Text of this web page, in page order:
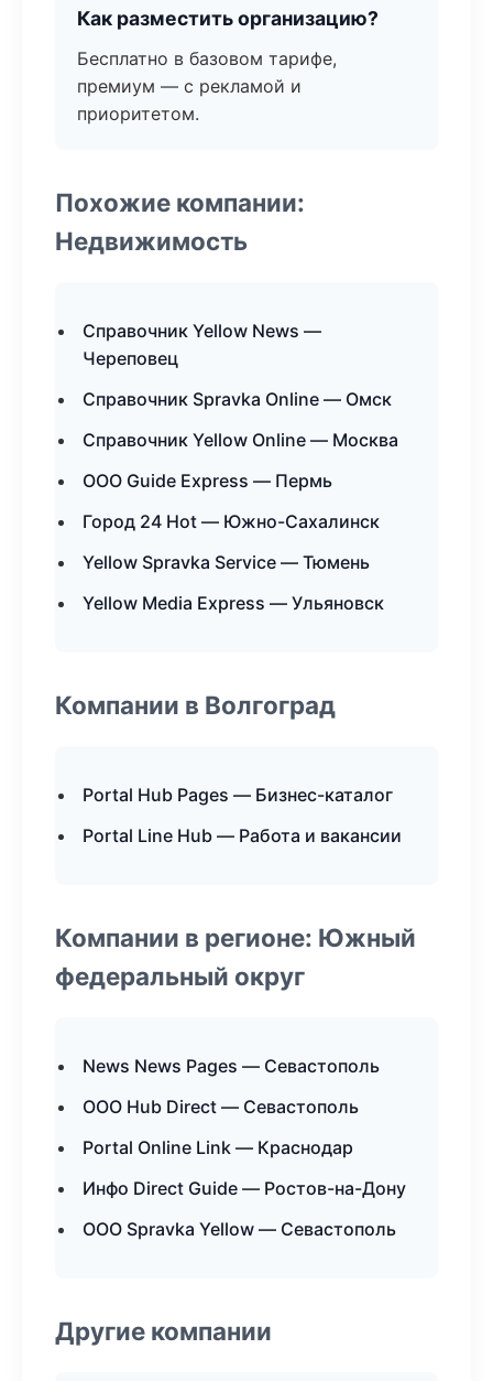
Как разместить организацию?
Бесплатно в базовом тарифе,
премиум — с рекламой и
приоритетом.
Похожие компании:
Недвижимость
Справочник Yellow News —
Череповец
Справочник Spravka Online — Омск
Справочник Yellow Online — Москва
ООО Guide Express — Пермь
Город 24 Hot — Южно-Сахалинск
Yellow Spravka Service — Тюмень
Yellow Media Express — Ульяновск
Компании в Волгоград
Portal Hub Pages — Бизнес-каталог
Portal Line Hub — Работа и вакансии
Компании в регионе: Южный
федеральный округ
News News Pages — Севастополь
ООО Hub Direct — Севастополь
Portal Online Link — Краснодар
Инфо Direct Guide — Ростов-на-Дону
ООО Spravka Yellow — Севастополь
Другие компании